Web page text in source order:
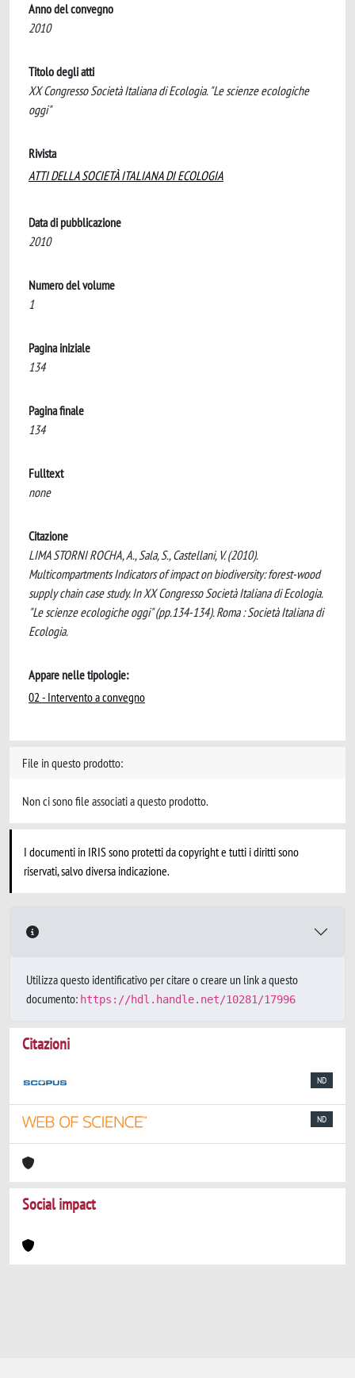
Anno del convegno
2010
Titolo degli atti
XX Congresso Società Italiana di Ecologia. "Le scienze ecologiche
oggi"
Rivista
ATTI DELLA SOCIETÀ ITALIANA DI ECOLOGIA
Data di pubblicazione
2010
Numero del volume
1
Pagina iniziale
134
Pagina finale
134
Fulltext
none
Citazione
LIMA STORNI ROCHA, A., Sala, S., Castellani, V. (2010).
Multicompartments Indicators of impact on biodiversity: forest-wood
supply chain case study. In XX Congresso Società Italiana di Ecologia.
"Le scienze ecologiche oggi" (pp.134-134). Roma : Società Italiana di
Ecologia.
Appare nelle tipologie:
02 - Intervento a convegno
File in questo prodotto:
Non ci sono file associati a questo prodotto.
I documenti in IRIS sono protetti da copyright e tutti i diritti sono
riservati, salvo diversa indicazione.
Utilizza questo identificativo per citare o creare un link a questo
documento: https://hdl.handle.net/10281/17996
Citazioni
ND
ND
Social impact